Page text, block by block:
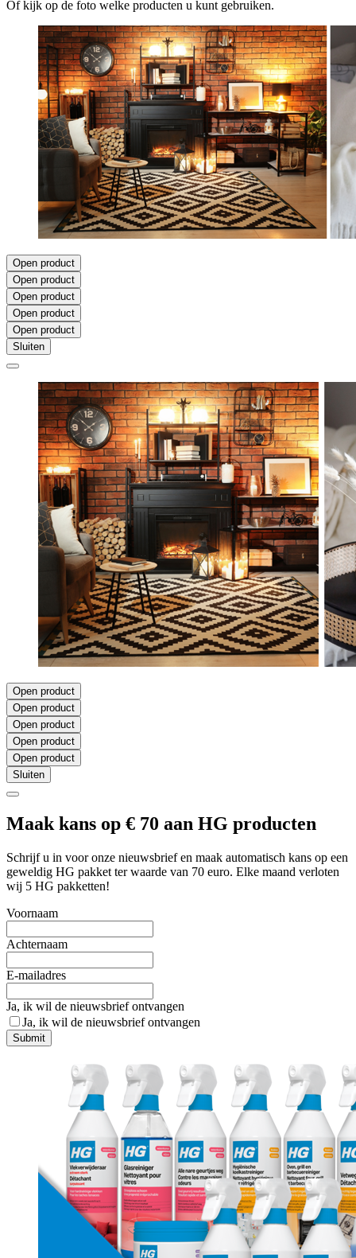
Of kijk op de foto welke producten u kunt gebruiken.
Open product
Open product
Open product
Open product
Open product
Sluiten
Open product
Open product
Open product
Open product
Open product
Sluiten
Maak kans op € 70 aan HG producten
Schrijf u in voor onze nieuwsbrief en maak automatisch kans op een
geweldig HG pakket ter waarde van 70 euro. Elke maand verloten
wij 5 HG pakketten!
Voornaam
Achternaam
E-mailadres
Ja, ik wil de nieuwsbrief ontvangen
Ja, ik wil de nieuwsbrief ontvangen
Submit